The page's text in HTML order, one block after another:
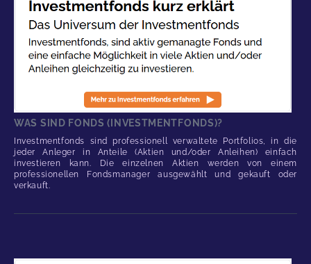
WAS SIND FONDS (INVESTMENTFONDS)?
Investmentfonds sind professionell verwaltete Portfolios, in die
jeder Anleger in Anteile (Aktien und/oder Anleihen) einfach
investieren kann. Die einzelnen Aktien werden von einem
professionellen Fondsmanager ausgewählt und gekauft oder
verkauft.